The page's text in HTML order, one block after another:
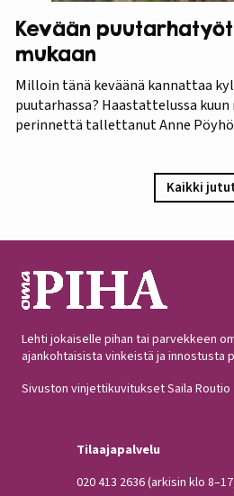
Kevään
mukaan
Milloin tänä keväänä kannattaa
puutarhassa? Haastattelussa
perinnettä tallettanut Anne
Kaikki
Lehti jokaiselle pihan tai parvekkeen
ajankohtaisista vinkeistä ja innostusta
Sivuston vinjettikuvitukset Saila Routio
Tilaajapalvelu
020 413 2636(arkisin klo